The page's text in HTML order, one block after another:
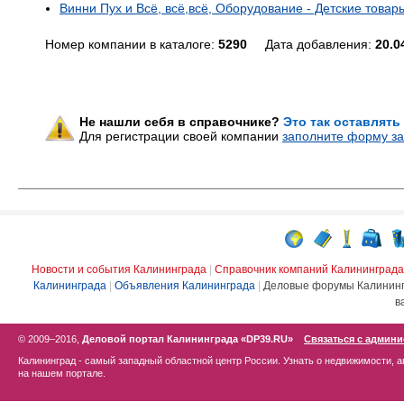
Винни Пух и Всё, всё,всё, Оборудование - Детские
Номер компании в каталоге: 5290 Дата добавления:
Не нашли себя в справочнике? Это так
Для регистрации своей компании заполните форму
Новости и события Калининграда
Справочник компаний Калининграда
Калининграда
Объявления Калининграда
Деловые форумы
© 2009–2016, Деловой портал Калининграда «DP39.RU»
Связаться с
Калининград - самый западный областной центр России. Узнать о недвижимости,
на нашем портале.